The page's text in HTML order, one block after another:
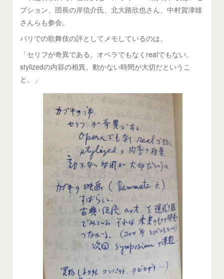
プション、団長の岸信介氏、北大路欣也さん、中村賀津雄
さんらも参会。
パリでの歌舞伎の評としてメモしているのは、
「セリフが奇異である。オペラでもなくrealでもない。
stylizedの内容の相異。動かない時間が大切だというこ
と。」